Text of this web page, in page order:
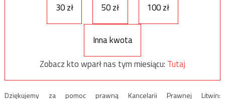
30 zł
50 zł 100 zł
Inna kwota
Zobacz kto wparł nas tym miesiącu: Tutaj
Dziękujemy za pomoc prawną Kancelarii Prawnej Litwin: